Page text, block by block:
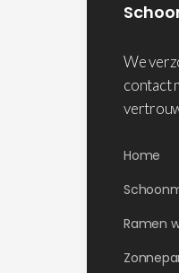
We
contact
Home
Ramen